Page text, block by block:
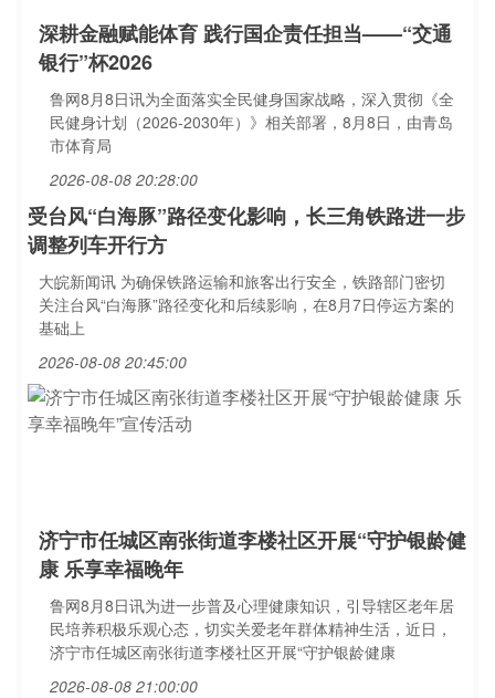
深耕金融赋能体育 践行国企责任担当——“交通
银行”杯2026
鲁网8月8日讯为全面落实全民健身国家战略，深入贯彻《全
民健身计划（2026-2030年）》相关部署，8月8日，由青岛
市体育局
2026-08-08 20:28:00
受台风“白海豚”路径变化影响，长三角铁路进一步
调整列车开行方
大皖新闻讯 为确保铁路运输和旅客出行安全，铁路部门密切
关注台风“白海豚”路径变化和后续影响，在8月7日停运方案的
基础上
2026-08-08 20:45:00
济宁市任城区南张街道李楼社区开展“守护银龄健
康 乐享幸福晚年
鲁网8月8日讯为进一步普及心理健康知识，引导辖区老年居
民培养积极乐观心态，切实关爱老年群体精神生活，近日，
济宁市任城区南张街道李楼社区开展“守护银龄健康
2026-08-08 21:00:00